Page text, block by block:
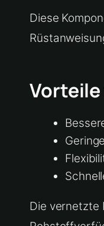
Diese
Die vernetzte